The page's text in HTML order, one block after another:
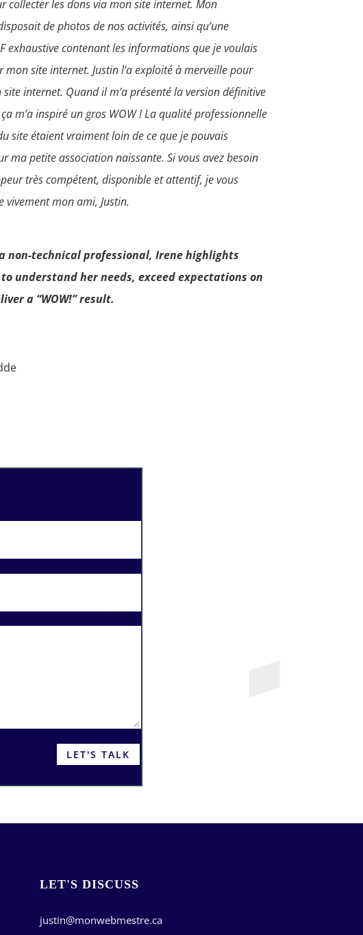
collecter les dons via mon site internet. Mon
de photos de nos activités, ainsi qu’une
exhaustive contenant les informations que je voulais
mon site internet. Justin l’a exploité à merveille pour
internet. Quand il m’a présenté la version définitive
m’a inspiré un gros WOW ! La qualité professionnelle
site étaient vraiment loin de ce que je pouvais
ma petite association naissante. Si vous avez besoin
très compétent, disponible et attentif, je vous
vivement mon ami, Justin.
non-technical professional, Irene highlights
understand her needs, exceed expectations on
a “WOW!” result.
LET'S TALK
LET'S DISCUSS
justin@monwebmestre.ca